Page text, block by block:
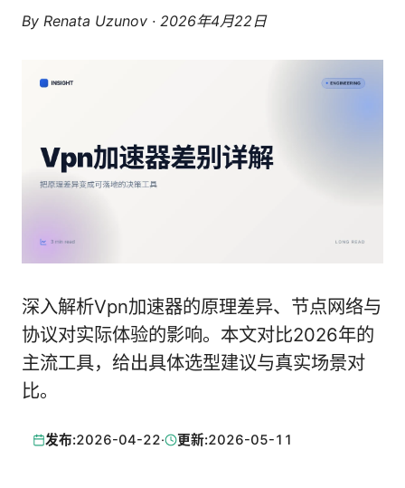
By Renata Uzunov · 2026年4月22日
深入解析Vpn加速器的原理差异、节点网络与
协议对实际体验的影响。本文对比2026年的
主流工具，给出具体选型建议与真实场景对
比。
发布:2026-04-22· 更新:2026-05-11